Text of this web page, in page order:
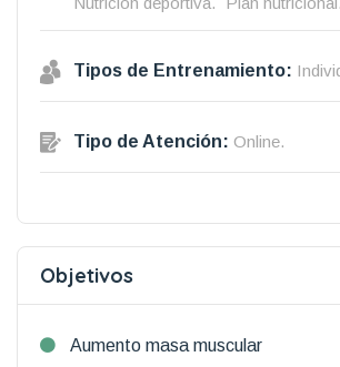
Tipos de Entrenamiento:
Tipo de Atención: Online.
Objetivos
Aumento masa muscular